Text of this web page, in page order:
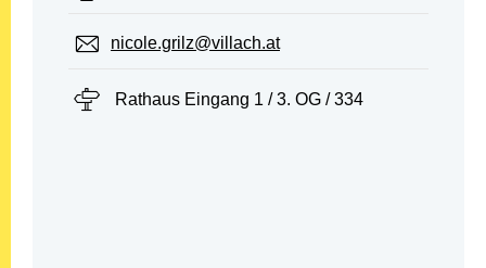
E-Mail:
nicole.grilz@villach.at
Standort:
Rathaus Eingang 1 / 3. OG / 334